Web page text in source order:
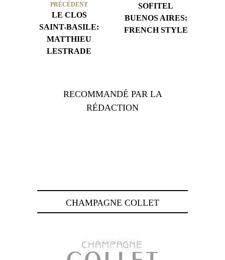
PRÉCÉDENT
LE CLOS
SAINT-BASILE:
MATTHIEU
LESTRADE
SOFITEL
BUENOS AIRES:
FRENCH STYLE
RECOMMANDÉ PAR LA
RÉDACTION
CHAMPAGNE COLLET